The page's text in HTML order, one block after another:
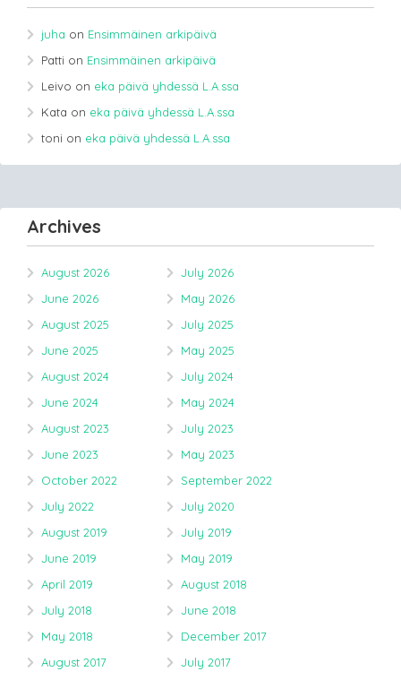
juha on Ensimmäinen arkipäivä
Patti on Ensimmäinen arkipäivä
Leivo on eka päivä yhdessä L.A.ssa
Kata on eka päivä yhdessä L.A.ssa
toni on eka päivä yhdessä L.A.ssa
Archives
August 2026
July 2026
June 2026
May 2026
August 2025
July 2025
June 2025
May 2025
August 2024
July 2024
June 2024
May 2024
August 2023
July 2023
June 2023
May 2023
October 2022
September 2022
July 2022
July 2020
August 2019
July 2019
June 2019
May 2019
April 2019
August 2018
July 2018
June 2018
May 2018
December 2017
August 2017
July 2017